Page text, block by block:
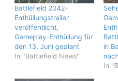
Battlefield 2042-
Enthüllungstrailer
veröffentlicht,
Gameplay-Enthüllung für
den 13. Juni geplant
In "Battlefield News"
in
In